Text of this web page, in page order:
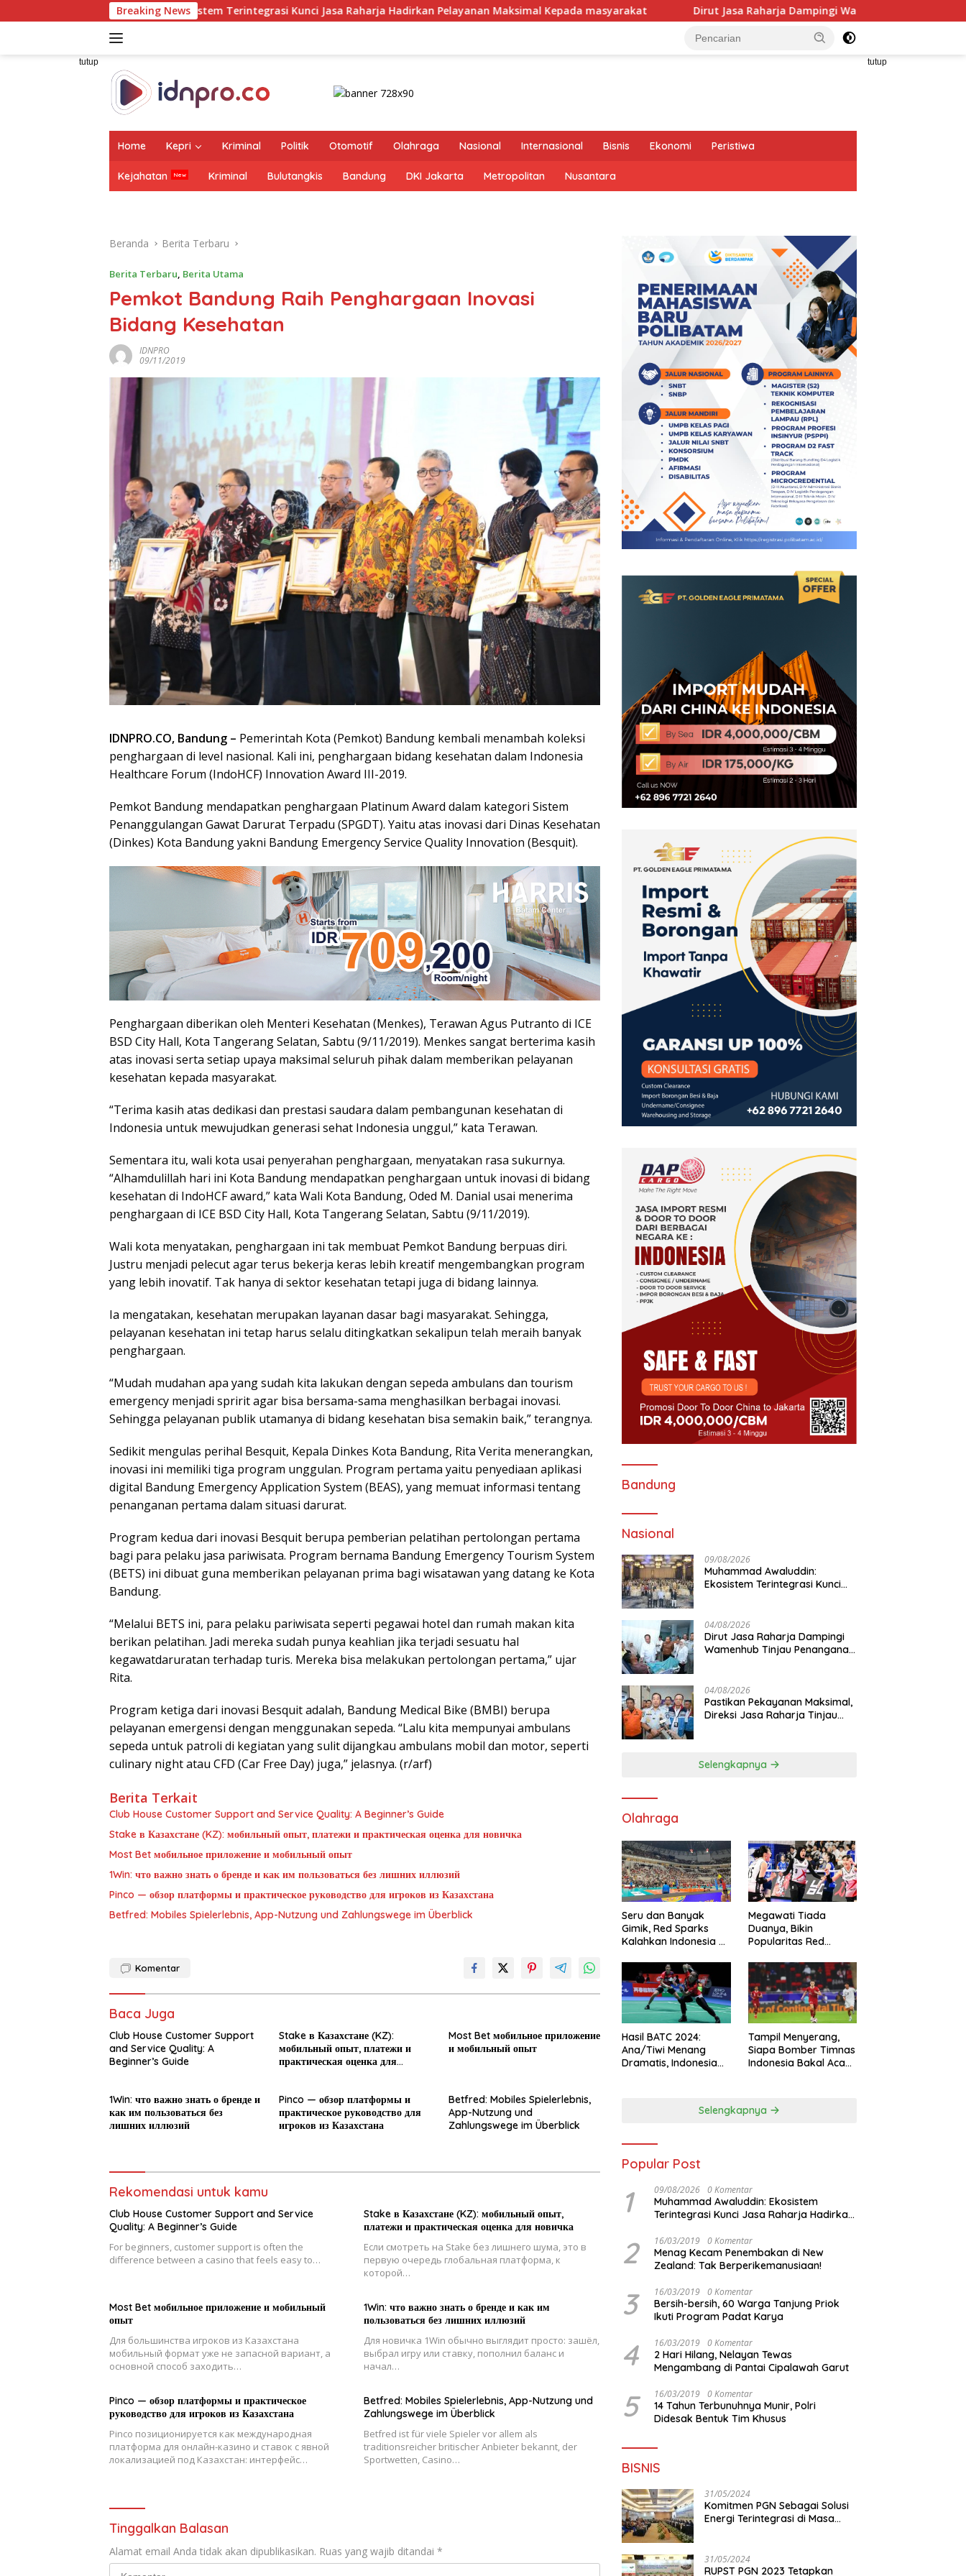
ke
Breaking News
Ekosistem Terintegrasi Kunci Jasa Raharja Hadirkan Pelayanan Maksimal Kepada masyarakat Dirut Jasa Raharja Dampingi Wamenhub Tinjau Penanganan Korban KM
tutup tutup
Home Kepri Kriminal Politik Otomotif Olahraga Nasional Internasional Bisnis Ekonomi Peristiwa
Kejahatan Kriminal Bulutangkis Bandung DKI Jakarta Metropolitan Nusantara
Beranda Berita Terbaru
Berita Terbaru, Berita Utama
Pemkot Bandung Raih Penghargaan Inovasi
Bidang Kesehatan
IDNPRO
09/11/2019
IDNPRO.CO, Bandung – Pemerintah Kota (Pemkot) Bandung kembali menambah koleksi
penghargaan di level nasional. Kali ini, penghargaan bidang kesehatan dalam Indonesia
Healthcare Forum (IndoHCF) Innovation Award III-2019.
Pemkot Bandung mendapatkan penghargaan Platinum Award dalam kategori Sistem
Penanggulangan Gawat Darurat Terpadu (SPGDT). Yaitu atas inovasi dari Dinas Kesehatan
(Dinkes) Kota Bandung yakni Bandung Emergency Service Quality Innovation (Besquit).
Penghargaan diberikan oleh Menteri Kesehatan (Menkes), Terawan Agus Putranto di ICE
BSD City Hall, Kota Tangerang Selatan, Sabtu (9/11/2019). Menkes sangat berterima kasih
atas inovasi serta setiap upaya maksimal seluruh pihak dalam memberikan pelayanan
kesehatan kepada masyarakat.
“Terima kasih atas dedikasi dan prestasi saudara dalam pembangunan kesehatan di
Indonesia untuk mewujudkan generasi sehat Indonesia unggul,” kata Terawan.
Sementara itu, wali kota usai penyerahan penghargaan, menyatakan rasa sukurnya.
“Alhamdulillah hari ini Kota Bandung mendapatkan penghargaan untuk inovasi di bidang
kesehatan di IndoHCF award,” kata Wali Kota Bandung, Oded M. Danial usai menerima
penghargaan di ICE BSD City Hall, Kota Tangerang Selatan, Sabtu (9/11/2019).
Wali kota menyatakan, penghargaan ini tak membuat Pemkot Bandung berpuas diri.
Justru menjadi pelecut agar terus bekerja keras lebih kreatif mengembangkan program
yang lebih inovatif. Tak hanya di sektor kesehatan tetapi juga di bidang lainnya.
Ia mengatakan, kesehatan merupakan layanan dasar bagi masyarakat. Sehingga,
pelayanan kesehatan ini tetap harus selalu ditingkatkan sekalipun telah meraih banyak
penghargaan.
“Mudah mudahan apa yang sudah kita lakukan dengan sepeda ambulans dan tourism
emergency menjadi spririt agar bisa bersama-sama menghasilkan berbagai inovasi.
Sehingga pelayanan publik utamanya di bidang kesehatan bisa semakin baik,” terangnya.
Sedikit mengulas perihal Besquit, Kepala Dinkes Kota Bandung, Rita Verita menerangkan,
inovasi ini memiliki tiga program unggulan. Program pertama yaitu penyediaan aplikasi
digital Bandung Emergency Application System (BEAS), yang memuat informasi tentang
penanganan pertama dalam situasi darurat.
Program kedua dari inovasi Besquit berupa pemberian pelatihan pertolongan pertama
bagi para pelaku jasa pariwisata. Program bernama Bandung Emergency Tourism System
(BETS) ini dibuat guna memberikan pelayanan prima bagi wisatawan yang datang ke Kota
Bandung.
“Melalui BETS ini, para pelaku pariwisata seperti pegawai hotel dan rumah makan kita
berikan pelatihan. Jadi mereka sudah punya keahlian jika terjadi sesuatu hal
kegawatdaruratan terhadap turis. Mereka bisa melakukan pertolongan pertama,” ujar
Rita.
Program ketiga dari inovasi Besquit adalah, Bandung Medical Bike (BMBI) berupa
pelayanan emergensi dengan menggunakan sepeda. “Lalu kita mempunyai ambulans
sepeda untuk patroli di kegiatan yang sulit dijangkau ambulans mobil dan motor, seperti
culinary night atau CFD (Car Free Day) juga,” jelasnya. (r/arf)
Berita Terkait
Club House Customer Support and Service Quality: A Beginner’s Guide
Stake в Казахстане (KZ): мобильный опыт, платежи и практическая оценка для новичка
Most Bet мобильное приложение и мобильный опыт
1Win: что важно знать о бренде и как им пользоваться без лишних иллюзий
Pinco — обзор платформы и практическое руководство для игроков из Казахстана
Betfred: Mobiles Spielerlebnis, App-Nutzung und Zahlungswege im Überblick
Komentar
Baca Juga
Club House Customer Support
and Service Quality: A
Beginner’s Guide
Stake в Казахстане (KZ):
мобильный опыт, платежи и
практическая оценка для
Most Bet мобильное приложение
и мобильный опыт
1Win: что важно знать о бренде и
как им пользоваться без
лишних иллюзий
Pinco — обзор платформы и
практическое руководство для
игроков из Казахстана
Betfred: Mobiles Spielerlebnis,
App-Nutzung und
Zahlungswege im Überblick
Rekomendasi untuk kamu
Club House Customer Support and Service
Quality: A Beginner’s Guide
For beginners, customer support is often the
difference between a casino that feels easy to…
Stake в Казахстане (KZ): мобильный опыт,
платежи и практическая оценка для новичка
Если смотреть на Stake без лишнего шума, это в
первую очередь глобальная платформа, к
которой…
Most Bet мобильное приложение и мобильный
опыт
Для большинства игроков из Казахстана
мобильный формат уже не запасной вариант, а
основной способ заходить…
1Win: что важно знать о бренде и как им
пользоваться без лишних иллюзий
Для новичка 1Win обычно выглядит просто: зашёл,
выбрал игру или ставку, пополнил баланс и
начал…
Pinco — обзор платформы и практическое
руководство для игроков из Казахстана
Pinco позиционируется как международная
платформа для онлайн-казино и ставок с явной
локализацией под Казахстан: интерфейс…
Betfred: Mobiles Spielerlebnis, App-Nutzung und
Zahlungswege im Überblick
Betfred ist für viele Spieler vor allem als
traditionsreicher britischer Anbieter bekannt, der
Sportwetten, Casino…
Tinggalkan Balasan
Alamat email Anda tidak akan dipublikasikan. Ruas yang wajib ditandai *
Bandung
Nasional
09/08/2026
Muhammad Awaluddin:
Ekosistem Terintegrasi Kunci
masyarakat
04/08/2026
Dirut Jasa Raharja Dampingi
Wamenhub Tinjau Penanganan
04/08/2026
Pastikan Pekayanan Maksimal,
Direksi Jasa Raharja Tinjau
Selengkapnya
Olahraga
Seru dan Banyak
Gimik, Red Sparks
Kalahkan Indonesia All
Megawati Tiada
Duanya, Bikin
Popularitas Red
Hasil BATC 2024:
Ana/Tiwi Menang
Dramatis, Indonesia
Tampil Menyerang,
Siapa Bomber Timnas
Indonesia Bakal Acak-
Selengkapnya
Popular Post
1 09/08/2026 0 Komentar
Muhammad Awaluddin: Ekosistem
Terintegrasi Kunci Jasa Raharja Hadirkan
2 16/03/2019 0 Komentar
Menag Kecam Penembakan di New
Zealand: Tak Berperikemanusiaan!
3 16/03/2019 0 Komentar
Bersih-bersih, 60 Warga Tanjung Priok
Ikuti Program Padat Karya
4 16/03/2019 0 Komentar
2 Hari Hilang, Nelayan Tewas
Mengambang di Pantai Cipalawah Garut
5 16/03/2019 0 Komentar
14 Tahun Terbunuhnya Munir, Polri
Didesak Bentuk Tim Khusus
BISNIS
31/05/2024
Komitmen PGN Sebagai Solusi
Energi Terintegrasi di Masa
31/05/2024
RUPST PGN 2023 Tetapkan